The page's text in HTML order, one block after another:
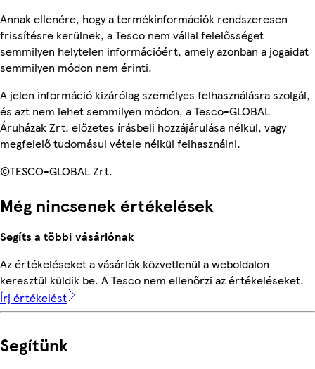
Annak ellenére, hogy a termékinformációk rendszeresen
frissítésre kerülnek, a Tesco nem vállal felelősséget
semmilyen helytelen információért, amely azonban a jogaidat
semmilyen módon nem érinti.
A jelen információ kizárólag személyes felhasználásra szolgál,
és azt nem lehet semmilyen módon, a Tesco-GLOBAL
Áruházak Zrt. előzetes írásbeli hozzájárulása nélkül, vagy
megfelelő tudomásul vétele nélkül felhasználni.
©TESCO-GLOBAL Zrt.
Még nincsenek értékelések
Segíts a többi vásárlónak
Az értékeléseket a vásárlók közvetlenül a weboldalon
keresztül küldik be. A Tesco nem ellenőrzi az értékeléseket.
Írj értékelést
Segítünk